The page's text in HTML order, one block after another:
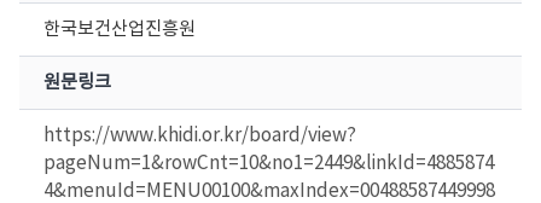
한국보건산업진흥원
원문링크
https://www.khidi.or.kr/board/view?
pageNum=1&rowCnt=10&no1=2449&linkId=4885874
4&menuId=MENU00100&maxIndex=00488587449998